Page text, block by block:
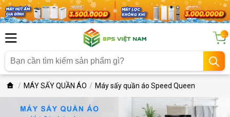
...
MÁY SẤY QUẦN ÁO Máy sấy quần áo Speed Queen